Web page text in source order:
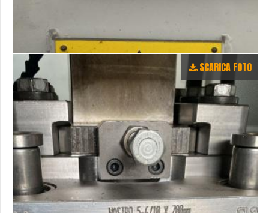
SCARICA FOTO